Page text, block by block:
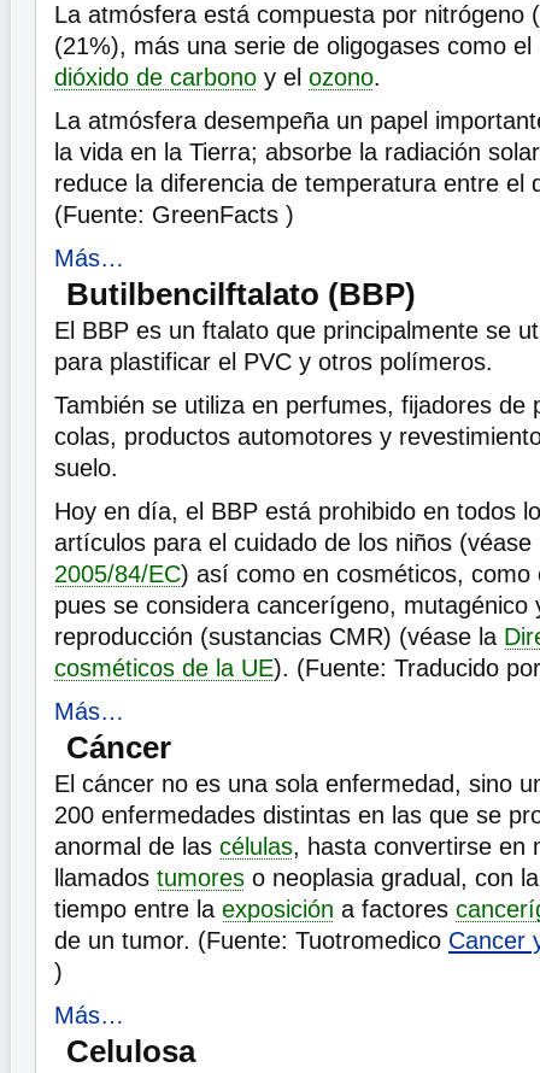
La atmósfera está compuesta por nitrógeno
(21%), más una serie de oligogases como
dióxido de carbono y el ozono.
La atmósfera desempeña un papel
la vida en la Tierra; absorbe la radiación
reduce la diferencia de temperatura entre el
(Fuente: GreenFacts )
Más…
Butilbencilftalato (BBP)
El BBP es un ftalato que principalmente se
para plastificar el PVC y otros polímeros.
También se utiliza en perfumes, fijadores de
colas, productos automotores y
suelo.
Hoy en día, el BBP está prohibido en todos
artículos para el cuidado de los niños
2005/84/EC) así como en cosméticos, como
pues se considera cancerígeno, mutagénico
reproducción (sustancias CMR) (véase la
cosméticos de la UE). (Fuente: Traducido
Más…
Cáncer
El cáncer no es una sola enfermedad, sino
200 enfermedades distintas en las que se
anormal de las células, hasta convertirse en
llamados tumores o neoplasia gradual, con
tiempo entre la exposición a factores
de un tumor. (Fuente: Tuotromedico Cancer
)
Más…
Celulosa